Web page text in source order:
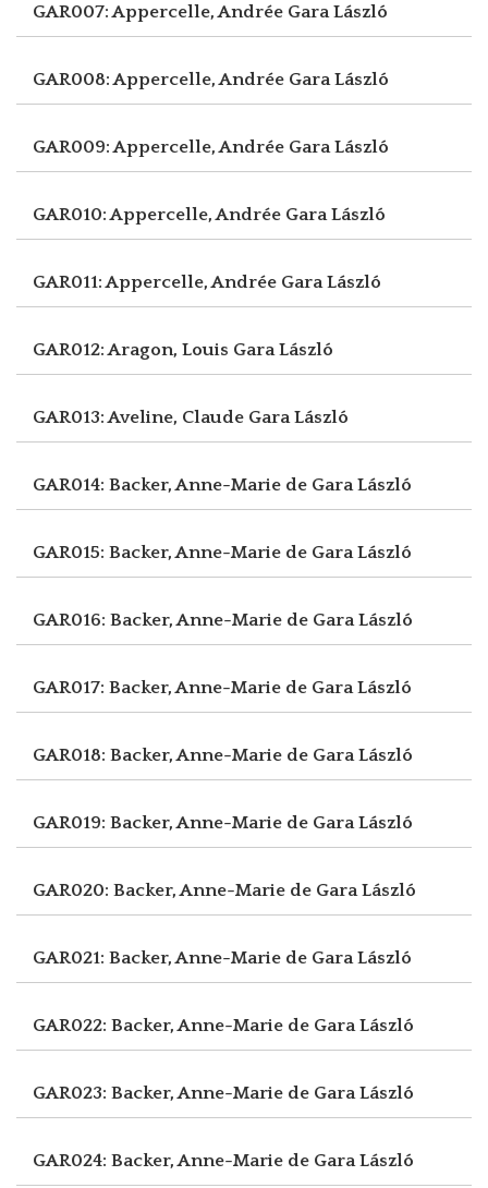
GAR007: Appercelle, Andrée Gara László
GAR008: Appercelle, Andrée Gara László
GAR009: Appercelle, Andrée Gara László
GAR010: Appercelle, Andrée Gara László
GAR011: Appercelle, Andrée Gara László
GAR012: Aragon, Louis Gara László
GAR013: Aveline, Claude Gara László
GAR014: Backer, Anne-Marie de Gara László
GAR015: Backer, Anne-Marie de Gara László
GAR016: Backer, Anne-Marie de Gara László
GAR017: Backer, Anne-Marie de Gara László
GAR018: Backer, Anne-Marie de Gara László
GAR019: Backer, Anne-Marie de Gara László
GAR020: Backer, Anne-Marie de Gara László
GAR021: Backer, Anne-Marie de Gara László
GAR022: Backer, Anne-Marie de Gara László
GAR023: Backer, Anne-Marie de Gara László
GAR024: Backer, Anne-Marie de Gara László